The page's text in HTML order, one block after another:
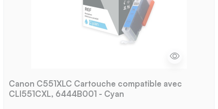
Canon C551XLC Cartouche compatible avec
CLI551CXL, 6444B001 - Cyan